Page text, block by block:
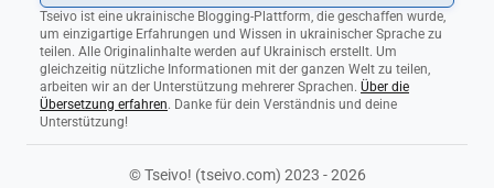
Tseivo ist eine ukrainische Blogging-Plattform, die geschaffen wurde,
um einzigartige Erfahrungen und Wissen in ukrainischer Sprache zu
teilen. Alle Originalinhalte werden auf Ukrainisch erstellt. Um
gleichzeitig nützliche Informationen mit der ganzen Welt zu teilen,
arbeiten wir an der Unterstützung mehrerer Sprachen. Über die
Übersetzung erfahren. Danke für dein Verständnis und deine
Unterstützung!
© Tseivo! (tseivo.com) 2023 - 2026